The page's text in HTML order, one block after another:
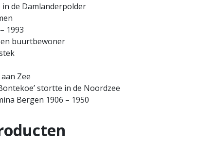
de Damlanderpolder
1993
buurtbewoner
Zee
stortte in de Noordzee
Bergen 1906 – 1950